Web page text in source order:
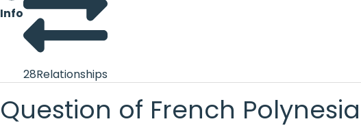
Info
28Relationships
Question of French